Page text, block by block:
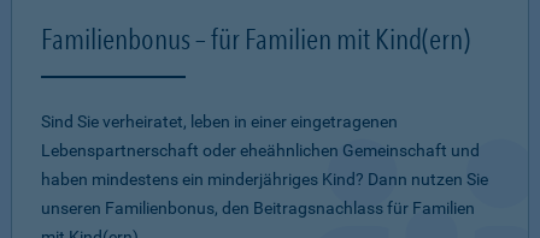
Familienbonus – für Familien mit Kind(ern)
Sind Sie verheiratet, leben in einer eingetragenen
Lebenspartnerschaft oder eheähnlichen Gemeinschaft und
haben mindestens ein minderjähriges Kind? Dann nutzen Sie
unseren Familienbonus, den Beitragsnachlass für Familien